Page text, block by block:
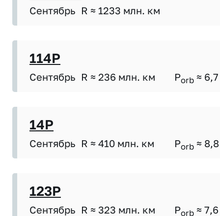
Сентябрь R ≈ 1233 млн. км
114P
Сентябрь R ≈ 236 млн. км Porb ≈ 6,7
14P
Сентябрь R ≈ 410 млн. км Porb ≈ 8,8
123P
Сентябрь R ≈ 323 млн. км Porb ≈ 7,6